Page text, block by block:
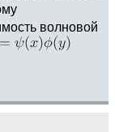
волновой